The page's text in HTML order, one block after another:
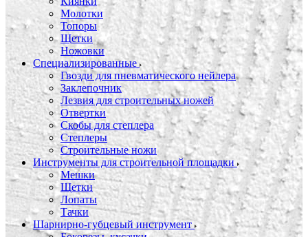
Молотки
Топоры
Щетки
Ножовки
Специализированные
Гвозди для пневматического нейлера
Заклепочник
Лезвия для строительных ножей
Отвертки
Скобы для степлера
Степлеры
Строительные ножи
Инструменты для строительной площадки
Мешки
Щетки
Лопаты
Тачки
Шарнирно-губцевый инструмент